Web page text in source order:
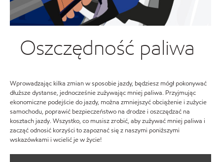
Oszczędność paliwa
Wprowadzając kilka zmian w sposobie jazdy, będziesz mógł pokonywać
dłuższe dystanse, jednocześnie zużywając mniej paliwa. Przyjmując
ekonomiczne podejście do jazdy, można zmniejszyć obciążenie i zużycie
samochodu, poprawić bezpieczeństwo na drodze i oszczędzać na
kosztach jazdy. Wszystko, co musisz zrobić, aby zużywać mniej paliwa i
zacząć odnosić korzyści to zapoznać się z naszymi poniższymi
wskazówkami i wcielić je w życie!